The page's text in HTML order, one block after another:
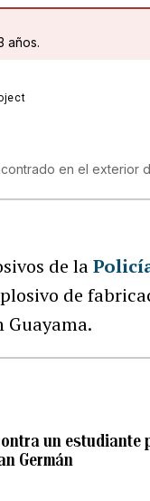
años.
en el exterior
de la
de
Guayama.
un estudiante
Germán